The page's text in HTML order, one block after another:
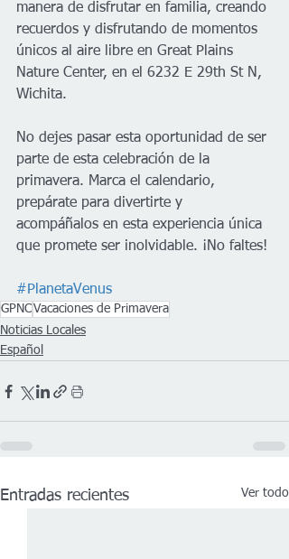
manera de disfrutar en familia, creando
recuerdos y disfrutando de momentos
únicos al aire libre en Great Plains
Nature Center, en el 6232 E 29th St N,
Wichita.
No dejes pasar esta oportunidad de ser
parte de esta celebración de la
primavera. Marca el calendario,
prepárate para divertirte y
acompáñalos en esta experiencia única
que promete ser inolvidable. ¡No faltes!
#PlanetaVenus
GPNCVacaciones de Primavera
Noticias Locales
Español
Entradas recientes Ver todo